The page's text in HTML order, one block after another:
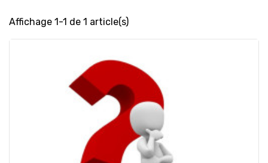
Affichage 1-1 de 1 article(s)